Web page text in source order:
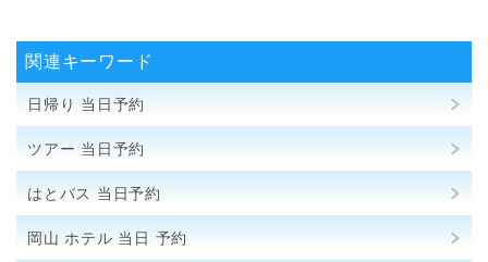
関連キーワード
日帰り 当日予約
ツアー 当日予約
はとバス 当日予約
岡山 ホテル 当日 予約